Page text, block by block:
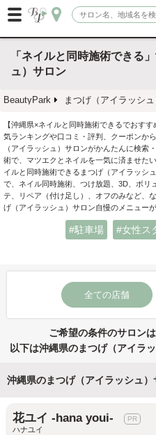
「ネイルと同時施術できる
ュ）サロン
BeautyPark まつげ（アイラッシ
【沖縄県×ネイルと同時施術できるでおす
気ランキングや口コミ・評判、クーポンか
（アイラッシュ）サロンがかんたんに検索
術で、マツエクとネイルを一気に済ませた
イルと同時施術できるまつげ（アイラッシ
で、ネイル同時施術、つけ放題、3D、ボリ
テ、リペア（付け足し）、オフのみなど、
げ（アイラッシュ）サロン自慢のメニュー
駐車場 女性ス
全ての店舗
ご希望の条件のサロン
以下は沖縄県のまつげ（アイラ
沖縄県のまつげ（アイラッシュ）
花ユイ -hana youi-
ハナユイ